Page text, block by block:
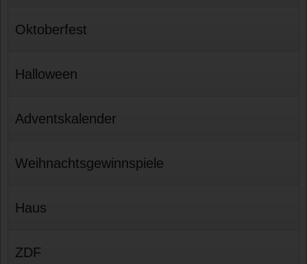
Oktoberfest
Halloween
Adventskalender
Weihnachtsgewinnspiele
Haus
ZDF